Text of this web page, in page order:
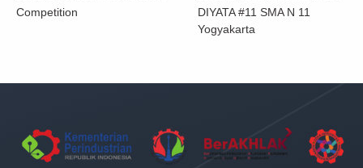
Competition
DIYATA #11 SMA N 11
Yogyakarta